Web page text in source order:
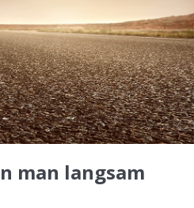
man langsam